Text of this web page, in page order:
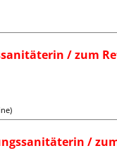
/ zum
/